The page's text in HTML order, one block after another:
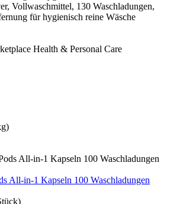
Vollwaschmittel, 130 Waschladungen,
für hygienisch reine Wäsche
All-in-1 Kapseln 100 Waschladungen